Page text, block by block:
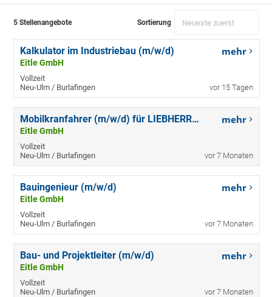
5 Stellenangebote Sortierung
Kalkulator im Industriebau (m/w/d)
Eitle GmbH
Vollzeit
Neu-Ulm / Burlafingen
mehr
vor 15 Tagen
Mobilkranfahrer (m/w/d) für LIEBHERR LTM 1095
Eitle GmbH
Vollzeit
Neu-Ulm / Burlafingen
mehr
vor 7 Monaten
Bauingenieur (m/w/d)
Eitle GmbH
Vollzeit
Neu-Ulm / Burlafingen
mehr
vor 7 Monaten
Bau- und Projektleiter (m/w/d)
Eitle GmbH
Vollzeit
Neu-Ulm / Burlafingen
mehr
vor 7 Monaten